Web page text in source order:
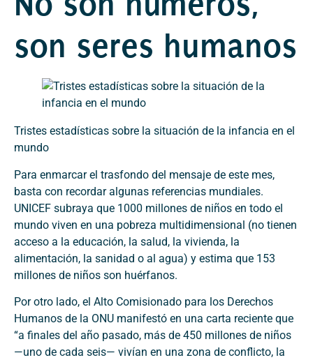
son seres humanos
Tristes estadísticas sobre la situación de la infancia en el
mundo
Para enmarcar el trasfondo del mensaje de este mes,
basta con recordar algunas referencias mundiales.
UNICEF subraya que 1000 millones de niños en todo el
mundo viven en una pobreza multidimensional (no tienen
acceso a la educación, la salud, la vivienda, la
alimentación, la sanidad o al agua) y estima que 153
millones de niños son huérfanos.
Por otro lado, el Alto Comisionado para los Derechos
Humanos de la ONU manifestó en una carta reciente que
“a finales del año pasado, más de 450 millones de niños
—uno de cada seis— vivían en una zona de conflicto, la